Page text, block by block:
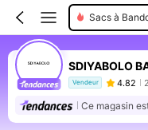
Sacs à
SDIYABOLO
Vendeur 4.82
Ce magasin